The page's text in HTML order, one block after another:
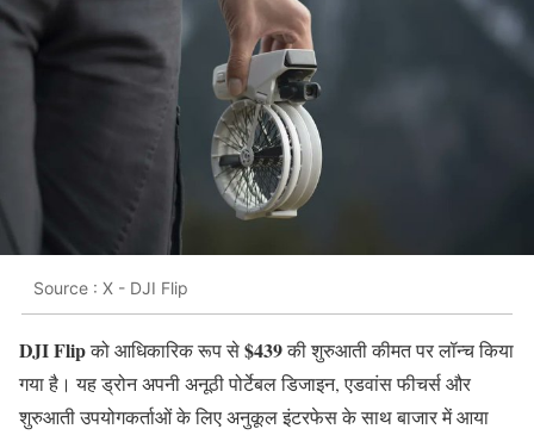
Source : X - DJI Flip
DJI Flipको आधिकारिक रूप से$439की शुरुआती कीमत पर लॉन्च किया
गया है। यह ड्रोन अपनी अनूठी पोर्टेबल डिजाइन, एडवांस फीचर्स और
शुरुआती उपयोगकर्ताओं के लिए अनुकूल इंटरफेस के साथ बाजार में आया